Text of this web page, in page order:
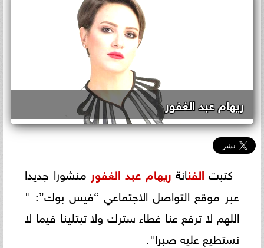
ريهام عبد الغفور
كتبت الفنانة ريهام عبد الغفور منشورا جديدا
عبر موقع التواصل الاجتماعي “فيس بوك”: "
اللهم لا ترفع عنا غطاء سترك ولا تبتلينا فيما لا
نستطيع عليه صبرا".